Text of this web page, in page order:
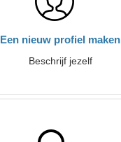
Een nieuw profiel maken
Beschrijf jezelf